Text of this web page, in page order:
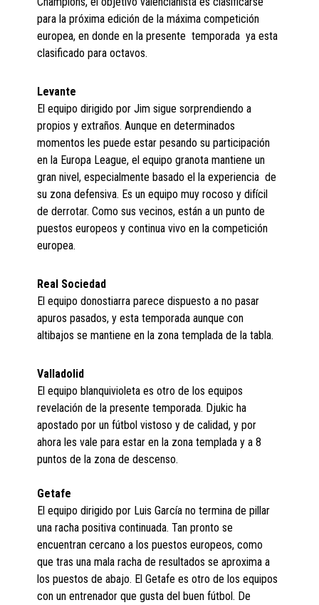
para la próxima edición de la máxima competición
europea, en donde en la presente temporada ya esta
clasificado para octavos.
Levante
El equipo dirigido por Jim sigue sorprendiendo a
propios y extraños. Aunque en determinados
momentos les puede estar pesando su participación
en la Europa League, el equipo granota mantiene un
gran nivel, especialmente basado el la experiencia de
su zona defensiva. Es un equipo muy rocoso y difícil
de derrotar. Como sus vecinos, están a un punto de
puestos europeos y continua vivo en la competición
europea.
Real Sociedad
El equipo donostiarra parece dispuesto a no pasar
apuros pasados, y esta temporada aunque con
altibajos se mantiene en la zona templada de la tabla.
Valladolid
El equipo blanquivioleta es otro de los equipos
revelación de la presente temporada. Djukic ha
apostado por un fútbol vistoso y de calidad, y por
ahora les vale para estar en la zona templada y a 8
puntos de la zona de descenso.
Getafe
El equipo dirigido por Luis García no termina de pillar
una racha positiva continuada. Tan pronto se
encuentran cercano a los puestos europeos, como
que tras una mala racha de resultados se aproxima a
los puestos de abajo. El Getafe es otro de los equipos
con un entrenador que gusta del buen fútbol. De